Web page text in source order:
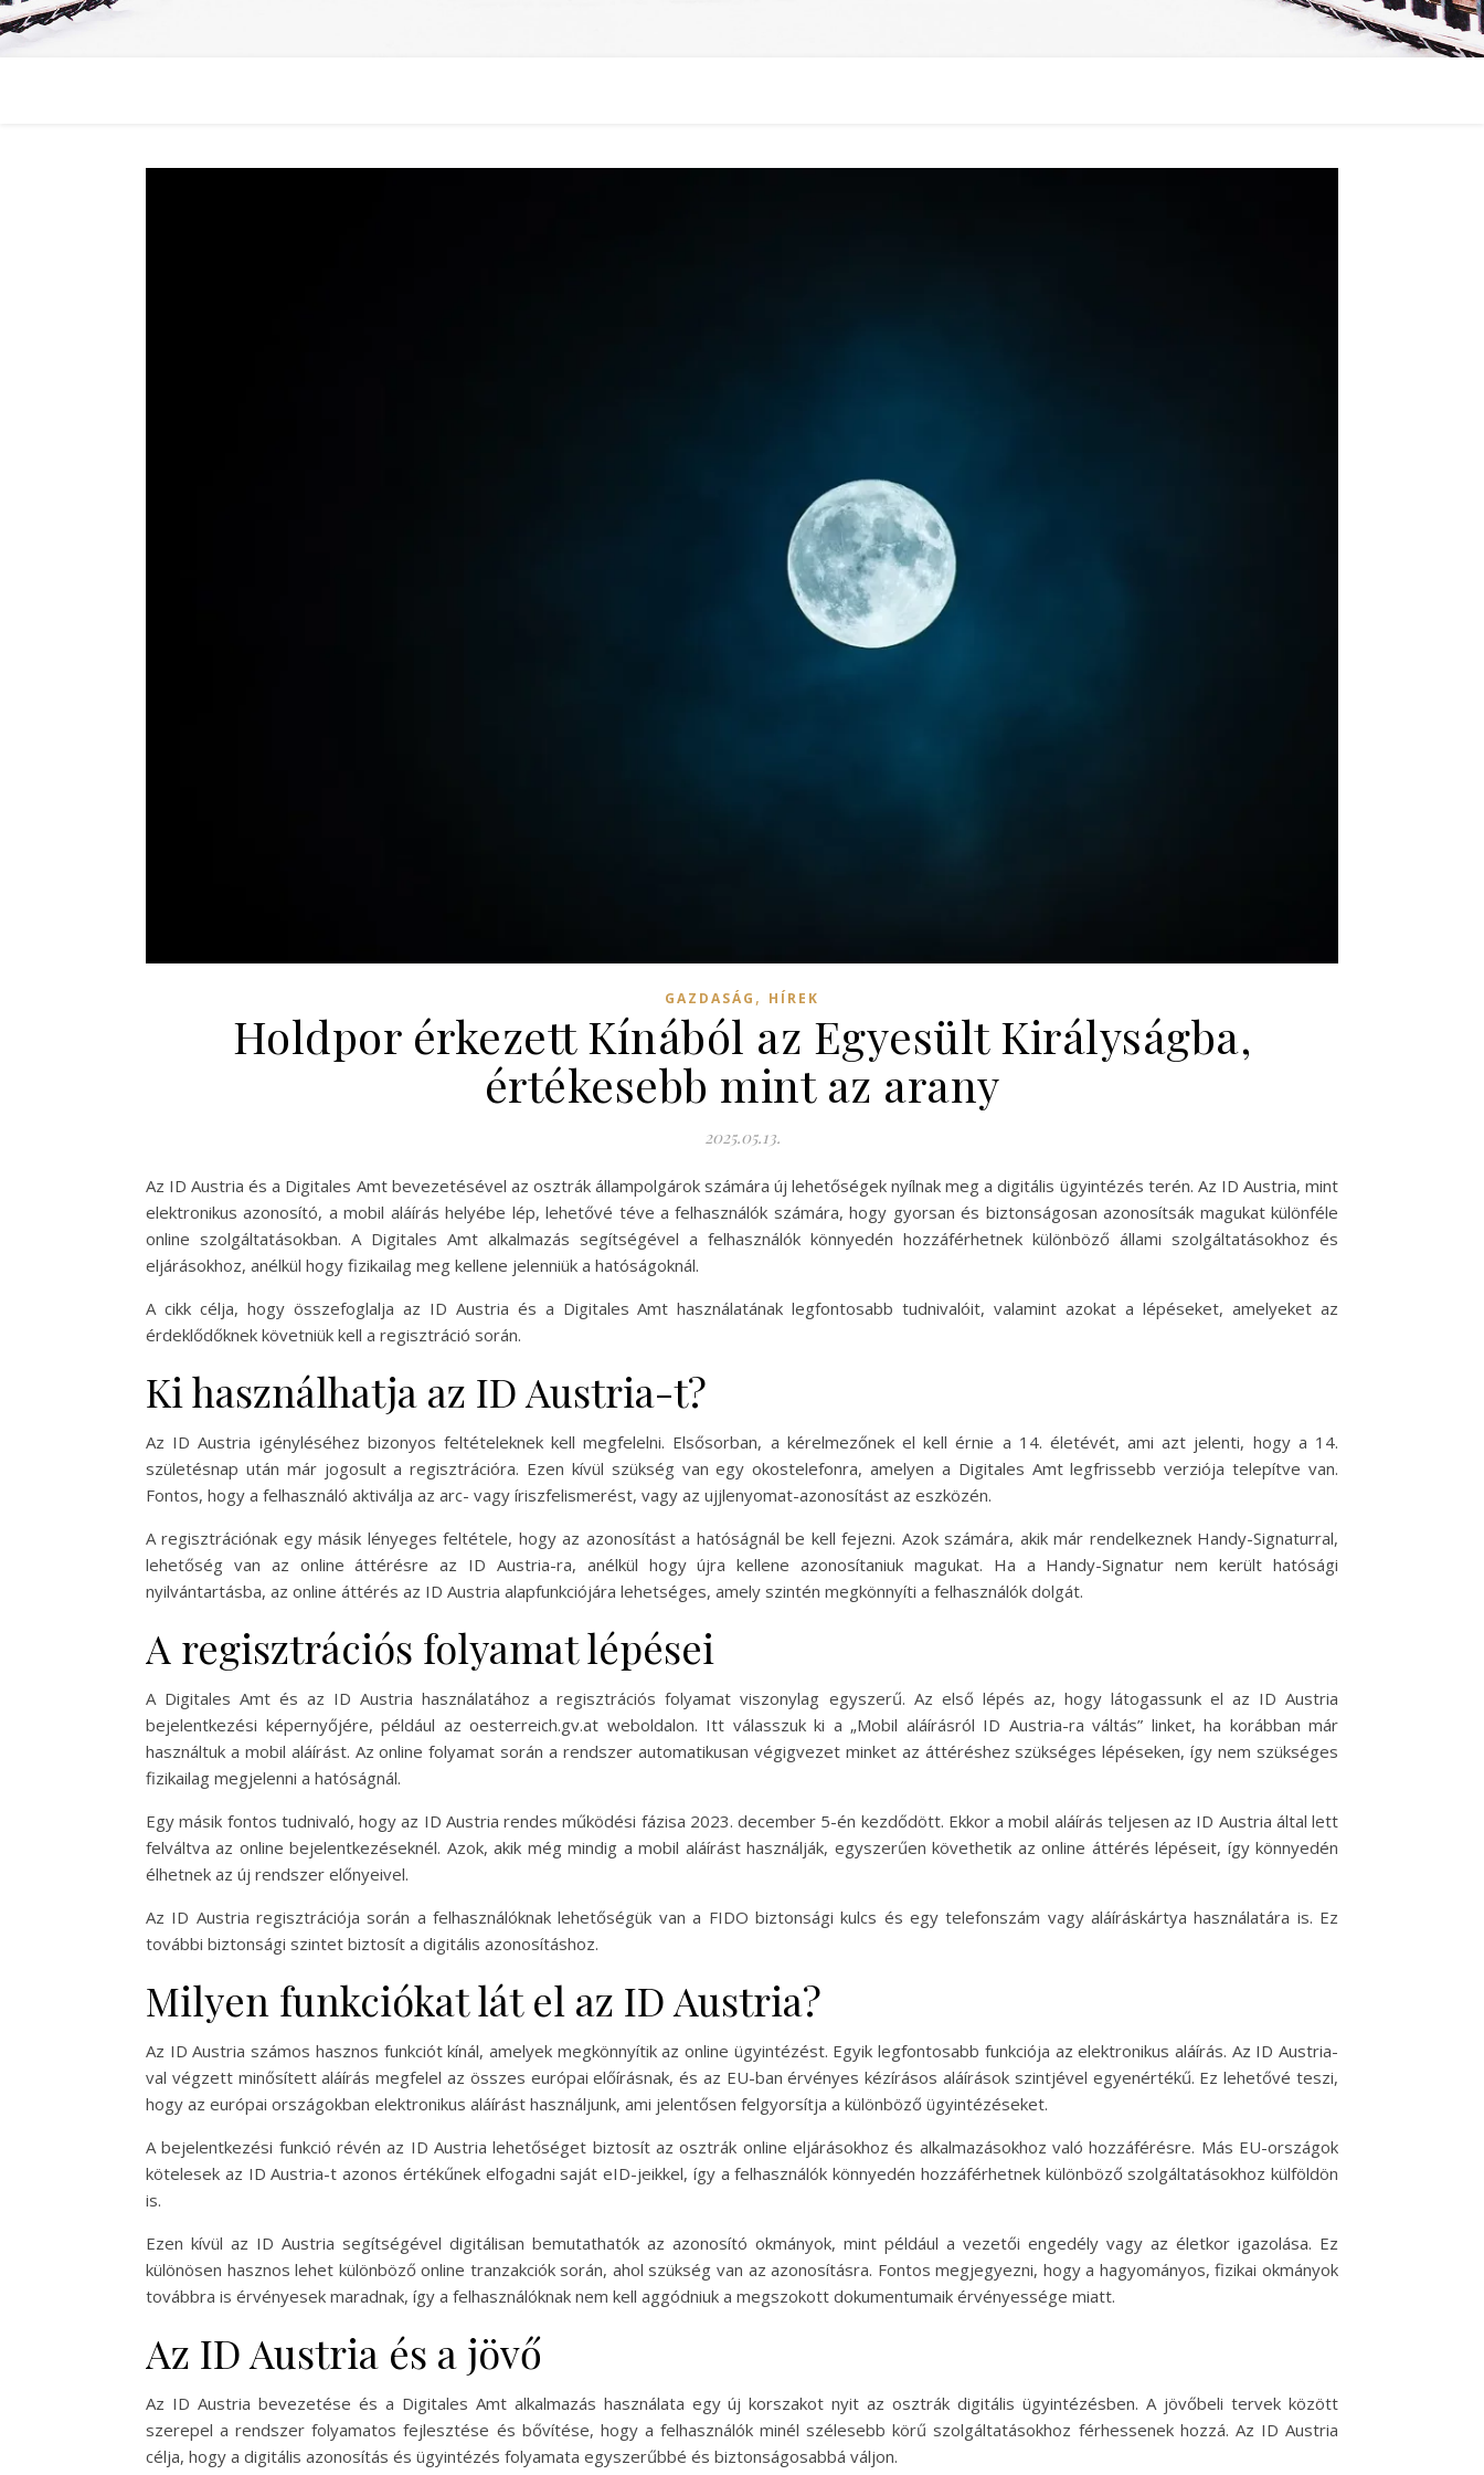
GAZDASÁG , HÍREK
Holdpor érkezett Kínából az Egyesült Királyságba,
értékesebb mint az arany
2025.05.13.
Az ID Austria és a Digitales Amt bevezetésével az osztrák állampolgárok számára új lehetőségek nyílnak meg a digitális ügyintézés terén. Az ID Austria, mint
elektronikus azonosító, a mobil aláírás helyébe lép, lehetővé téve a felhasználók számára, hogy gyorsan és biztonságosan azonosítsák magukat különféle
online szolgáltatásokban. A Digitales Amt alkalmazás segítségével a felhasználók könnyedén hozzáférhetnek különböző állami szolgáltatásokhoz és
eljárásokhoz, anélkül hogy fizikailag meg kellene jelenniük a hatóságoknál.
A cikk célja, hogy összefoglalja az ID Austria és a Digitales Amt használatának legfontosabb tudnivalóit, valamint azokat a lépéseket, amelyeket az
érdeklődőknek követniük kell a regisztráció során.
Ki használhatja az ID Austria-t?
Az ID Austria igényléséhez bizonyos feltételeknek kell megfelelni. Elsősorban, a kérelmezőnek el kell érnie a 14. életévét, ami azt jelenti, hogy a 14.
születésnap után már jogosult a regisztrációra. Ezen kívül szükség van egy okostelefonra, amelyen a Digitales Amt legfrissebb verziója telepítve van.
Fontos, hogy a felhasználó aktiválja az arc- vagy íriszfelismerést, vagy az ujjlenyomat-azonosítást az eszközén.
A regisztrációnak egy másik lényeges feltétele, hogy az azonosítást a hatóságnál be kell fejezni. Azok számára, akik már rendelkeznek Handy-Signaturral,
lehetőség van az online áttérésre az ID Austria-ra, anélkül hogy újra kellene azonosítaniuk magukat. Ha a Handy-Signatur nem került hatósági
nyilvántartásba, az online áttérés az ID Austria alapfunkciójára lehetséges, amely szintén megkönnyíti a felhasználók dolgát.
A regisztrációs folyamat lépései
A Digitales Amt és az ID Austria használatához a regisztrációs folyamat viszonylag egyszerű. Az első lépés az, hogy látogassunk el az ID Austria
bejelentkezési képernyőjére, például az oesterreich.gv.at weboldalon. Itt válasszuk ki a „Mobil aláírásról ID Austria-ra váltás” linket, ha korábban már
használtuk a mobil aláírást. Az online folyamat során a rendszer automatikusan végigvezet minket az áttéréshez szükséges lépéseken, így nem szükséges
fizikailag megjelenni a hatóságnál.
Egy másik fontos tudnivaló, hogy az ID Austria rendes működési fázisa 2023. december 5-én kezdődött. Ekkor a mobil aláírás teljesen az ID Austria által lett
felváltva az online bejelentkezéseknél. Azok, akik még mindig a mobil aláírást használják, egyszerűen követhetik az online áttérés lépéseit, így könnyedén
élhetnek az új rendszer előnyeivel.
Az ID Austria regisztrációja során a felhasználóknak lehetőségük van a FIDO biztonsági kulcs és egy telefonszám vagy aláíráskártya használatára is. Ez
további biztonsági szintet biztosít a digitális azonosításhoz.
Milyen funkciókat lát el az ID Austria?
Az ID Austria számos hasznos funkciót kínál, amelyek megkönnyítik az online ügyintézést. Egyik legfontosabb funkciója az elektronikus aláírás. Az ID Austria-
val végzett minősített aláírás megfelel az összes európai előírásnak, és az EU-ban érvényes kézírásos aláírások szintjével egyenértékű. Ez lehetővé teszi,
hogy az európai országokban elektronikus aláírást használjunk, ami jelentősen felgyorsítja a különböző ügyintézéseket.
A bejelentkezési funkció révén az ID Austria lehetőséget biztosít az osztrák online eljárásokhoz és alkalmazásokhoz való hozzáférésre. Más EU-országok
kötelesek az ID Austria-t azonos értékűnek elfogadni saját eID-jeikkel, így a felhasználók könnyedén hozzáférhetnek különböző szolgáltatásokhoz külföldön
is.
Ezen kívül az ID Austria segítségével digitálisan bemutathatók az azonosító okmányok, mint például a vezetői engedély vagy az életkor igazolása. Ez
különösen hasznos lehet különböző online tranzakciók során, ahol szükség van az azonosításra. Fontos megjegyezni, hogy a hagyományos, fizikai okmányok
továbbra is érvényesek maradnak, így a felhasználóknak nem kell aggódniuk a megszokott dokumentumaik érvényessége miatt.
Az ID Austria és a jövő
Az ID Austria bevezetése és a Digitales Amt alkalmazás használata egy új korszakot nyit az osztrák digitális ügyintézésben. A jövőbeli tervek között
szerepel a rendszer folyamatos fejlesztése és bővítése, hogy a felhasználók minél szélesebb körű szolgáltatásokhoz férhessenek hozzá. Az ID Austria
célja, hogy a digitális azonosítás és ügyintézés folyamata egyszerűbbé és biztonságosabbá váljon.